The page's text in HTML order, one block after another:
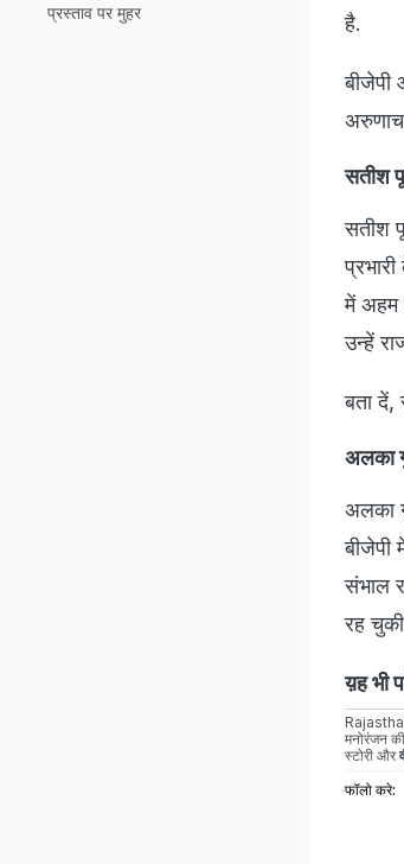
है.
बीजेपी
सतीश
सतीश
में अहम
उन्हें
बता दें,
अलका
अलका
बीजेपी
संभाल
रह
य़ह भी
मनोरंजन
स्टोरी और
फॉलो करे:
प्रस्ताव पर मुहर